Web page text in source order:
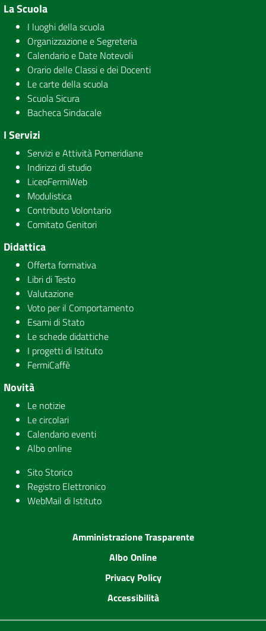
La Scuola
I luoghi della scuola
Organizzazione e Segreteria
Calendario e Date Notevoli
Orario delle Classi e dei Docenti
Le carte della scuola
Scuola Sicura
Bacheca Sindacale
I Servizi
Servizi e Attività Pomeridiane
Indirizzi di studio
LiceoFermiWeb
Modulistica
Contributo Volontario
Comitato Genitori
Didattica
Offerta formativa
Libri di Testo
Valutazione
Voto per il Comportamento
Esami di Stato
Le schede didattiche
I progetti di Istituto
FermiCaffè
Novità
Le notizie
Le circolari
Calendario eventi
Albo online
Sito Storico
Registro Elettronico
WebMail di Istituto
Amministrazione Trasparente
Albo Online
Privacy Policy
Accessibilità